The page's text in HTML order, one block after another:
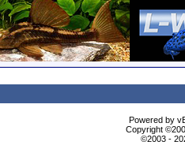
Powered by
Copyright
©2003 -